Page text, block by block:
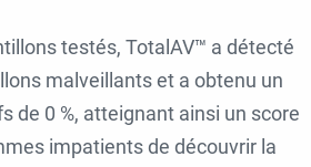
testés, TotalAV™ a détecté
malveillants et a obtenu un
de 0 %, atteignant ainsi un score
impatients de découvrir la